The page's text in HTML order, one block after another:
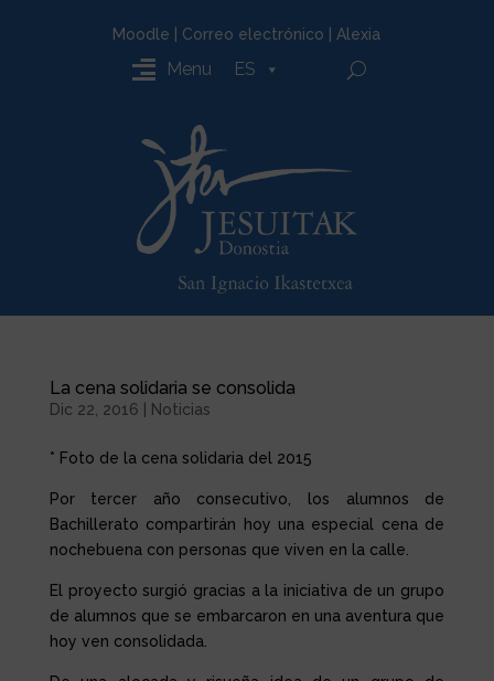
Moodle Correo electrónico Alexia
Menu ES
La cena solidaria se consolida
Dic 22, 2016 Noticias
* Foto de la cena solidaria del 2015
Por tercer año consecutivo, los alumnos de
Bachillerato compartirán hoy una especial cena de
nochebuena con personas que viven en la calle.
El proyecto surgió gracias a la iniciativa de un grupo
de alumnos que se embarcaron en una aventura que
hoy ven consolidada.